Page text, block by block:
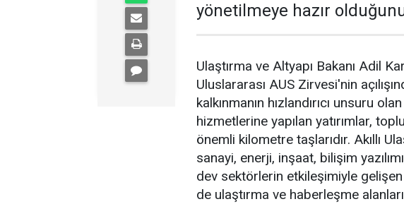
yönetilmeye hazır
Ulaştırma ve Altyapı Bakanı Adil
Uluslararası AUS Zirvesi'nin
kalkınmanın hızlandırıcı unsuru
hizmetlerine yapılan yatırımlar,
önemli kilometre taşlarıdır. Akıllı
sanayi, enerji, inşaat, bilişim
dev sektörlerin etkileşimiyle gelişen
de ulaştırma ve haberleşme